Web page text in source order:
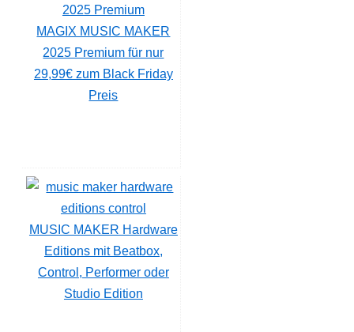
MAGIX MUSIC MAKER
2025 Premium für nur
29,99€ zum Black Friday
Preis
MUSIC MAKER Hardware
Editions mit Beatbox,
Control, Performer oder
Studio Edition